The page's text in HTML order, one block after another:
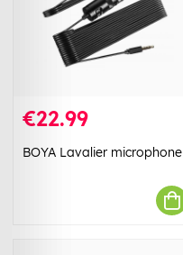
€22.99
BOYA Lavalier microphone